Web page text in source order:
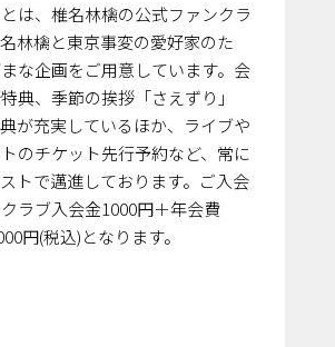
とは、椎名林檎の公式ファンクラ
林檎と東京事変の愛好家のた
な企画をご用意しています。会
典、季節の挨拶「さえずり」
が充実しているほか、ライブや
のチケット先行予約など、常に
トで邁進しております。ご入会
ラブ入会金1000円＋年会費
円(税込)となります。